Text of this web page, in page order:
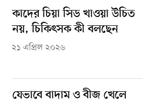
কাদের চিয়া সিড খাওয়া উচিত
নয়, চিকিৎসক কী বলছেন
২১ এপ্রিল ২০২৬
যেভাবে বাদাম ও বীজ খেলে